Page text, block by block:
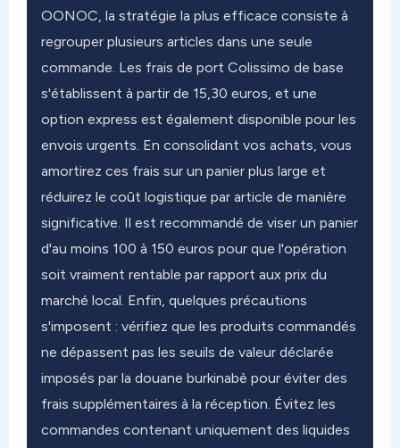
OONOC, la stratégie la plus efficace consiste à
regrouper plusieurs articles dans une seule
commande. Les frais de port Colissimo de base
s'établissent à partir de 15,30 euros, et une
option express est également disponible pour les
envois urgents. En consolidant vos achats, vous
amortirez ces frais sur un panier plus large et
réduirez le coût logistique par article de manière
significative. Il est recommandé de viser un panier
d'au moins 100 à 150 euros pour que l'opération
soit vraiment rentable par rapport aux prix du
marché local. Enfin, quelques précautions
s'imposent : vérifiez que les produits commandés
ne dépassent pas les seuils de valeur déclarée
imposés par la douane burkinabè pour éviter des
frais supplémentaires à la réception. Évitez les
commandes contenant uniquement des liquides